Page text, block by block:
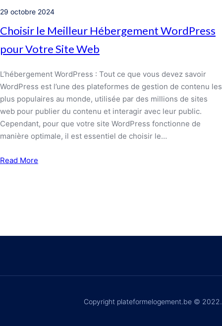
29 octobre 2024
Choisir le Meilleur Hébergement WordPress
pour Votre Site Web
L’hébergement WordPress : Tout ce que vous devez savoir
WordPress est l’une des plateformes de gestion de contenu les
plus populaires au monde, utilisée par des millions de sites
web pour publier du contenu et interagir avec leur public.
Cependant, pour que votre site WordPress fonctionne de
manière optimale, il est essentiel de choisir le…
Read More
Copyright plateformelogement.be © 2022.